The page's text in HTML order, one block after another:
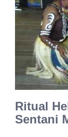
Ritual
Sentani